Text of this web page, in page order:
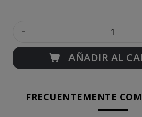
-
AÑADIR AL
FRECUENTEMENTE